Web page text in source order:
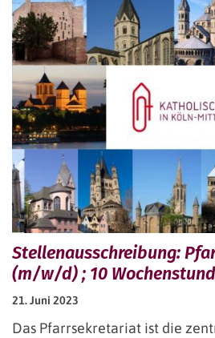
Stellenausschreibung:
(m/w/d) ; 10
21. Juni 2023
Das Pfarrsekretariat ist die